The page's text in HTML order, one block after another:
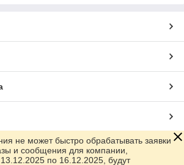
не может быстро обрабатывать заявки
и сообщения для компании,
по 16.12.2025, будут